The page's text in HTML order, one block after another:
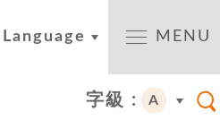
Language MENU
字級 : A